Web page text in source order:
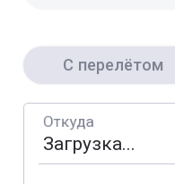
С перелётом
Откуда